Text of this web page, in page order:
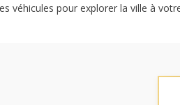
véhicules pour explorer la ville à